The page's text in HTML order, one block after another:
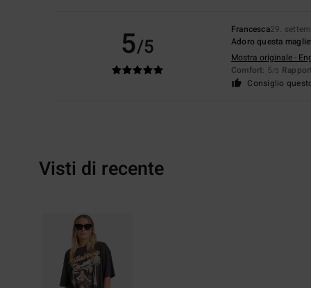
5/5
Francesca29.
Adoro questa
Mostra originale -
Comfort: 5/5
Consiglio
Visti di recente